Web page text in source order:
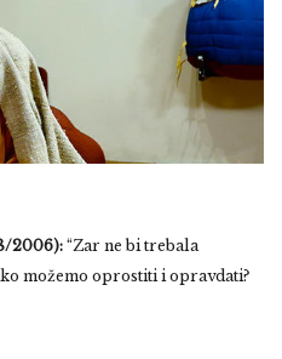
2006): “Zar ne bi trebala
možemo oprostiti i opravdati?